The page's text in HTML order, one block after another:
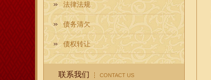
法律法规
债务清欠
债权转让
联系我们 CONTACT US